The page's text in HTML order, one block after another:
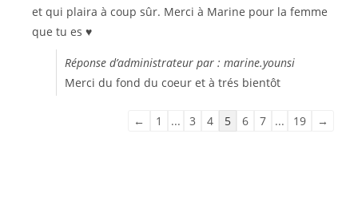
et qui plaira à coup sûr. Merci à Marine pour la femme
que tu es ♥️
Réponse d’administrateur par : marine.younsi
Merci du fond du coeur et à trés bientôt
← 1 ... 3 4 5 6 7 ... 19 →